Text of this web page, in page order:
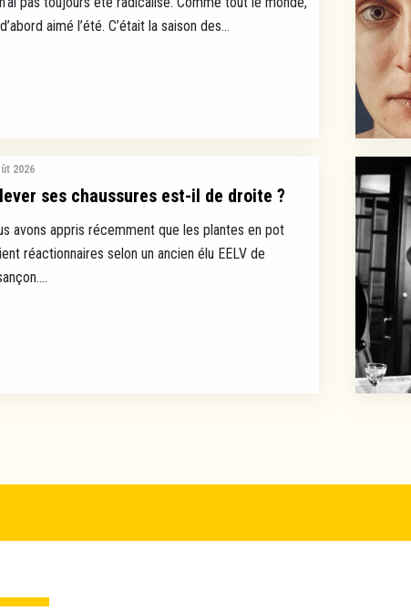
d’abord aimé l’été. C’était la saison des...
2026
ses chaussures est-il de droite ?
avons appris récemment que les plantes en pot
réactionnaires selon un ancien élu EELV de